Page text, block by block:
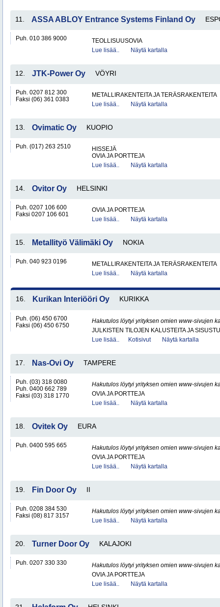
11. ASSA ABLOY Entrance Systems Finland Oy
Puh. 010 386 9000
TEOLLISUUSOVIA
Lue lisää..
Näytä kartalla
12. JTK-Power Oy VÖYRI
Puh. 0207 812 300
Faksi (06) 361 0383
METALLIRAKENTEITA JA TERÄSRAKENTEITA
Lue lisää..
Näytä kartalla
13. Ovimatic Oy KUOPIO
Puh. (017) 263 2510
HISSEJÄ
OVIA JA PORTTEJA
Lue lisää..
Näytä kartalla
14. Ovitor Oy HELSINKI
Puh. 0207 106 600
Faksi 0207 106 601
OVIA JA PORTTEJA
Lue lisää..
Näytä kartalla
15. Metallityö Välimäki Oy NOKIA
Puh. 040 923 0196
METALLIRAKENTEITA JA TERÄSRAKENTEITA
Lue lisää..
Näytä kartalla
16. Kurikan Interiööri Oy KURIKKA
Puh. (06) 450 6700
Faksi (06) 450 6750
Hakutulos löytyi yrityksen omien www-sivujen
JULKISTEN TILOJEN KALUSTEITA JA
Lue lisää..
Kotisivut Näytä kartalla
17. Nas-Ovi Oy TAMPERE
Puh. (03) 318 0080
Puh. 0400 662 789
Faksi (03) 318 1770
Hakutulos löytyi yrityksen omien www-sivujen
OVIA JA PORTTEJA
Lue lisää..
Näytä kartalla
18. Ovitek Oy EURA
Puh. 0400 595 665
Hakutulos löytyi yrityksen omien www-sivujen
OVIA JA PORTTEJA
Lue lisää..
Näytä kartalla
19. Fin Door Oy II
Puh. 0208 384 530
Faksi (08) 817 3157
Hakutulos löytyi yrityksen omien www-sivujen
Lue lisää..
Näytä kartalla
20. Turner Door Oy KALAJOKI
Puh. 0207 330 330
Hakutulos löytyi yrityksen omien www-sivujen
OVIA JA PORTTEJA
Lue lisää..
Näytä kartalla